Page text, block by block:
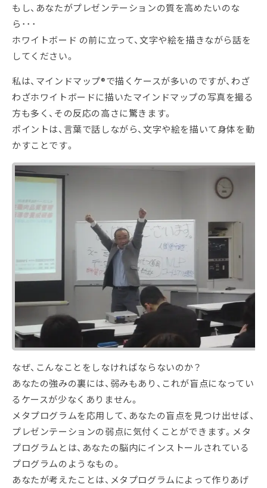
もし、あなたがプレゼンテーションの質を高めたいのな
ら･･･
ホワイトボード の前に立って、文字や絵を描きながら話を
してください。
私は、マインドマップ®で描くケースが多いのですが、わざ
わざホワイトボードに描いたマインドマップの写真を撮る
方も多く、その反応の高さに驚きます。
ポイントは、言葉で話しながら、文字や絵を描いて身体を動
かすことです。
なぜ、こんなことをしなければならないのか？
あなたの強みの裏には、弱みもあり、これが盲点になってい
るケースが少なくありません。
メタプログラムを応用して、あなたの盲点を見つけ出せば、
プレゼンテーションの弱点に気付くことができます。メタ
プログラムとは、あなたの脳内にインストールされている
プログラムのようなもの。
あなたが考えたことは、メタプログラムによって作りあげ